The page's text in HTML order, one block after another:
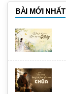
BÀI MỚI NHẤT